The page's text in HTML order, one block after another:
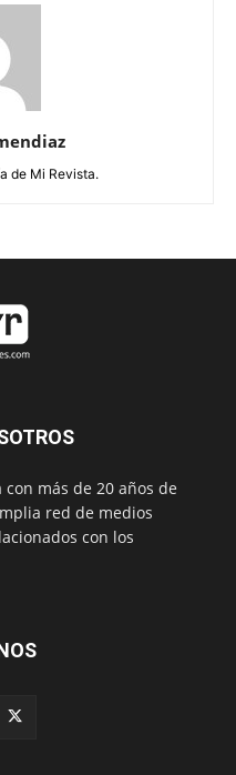
de Mi Revista.
más de 20 años de
red de medios
con los